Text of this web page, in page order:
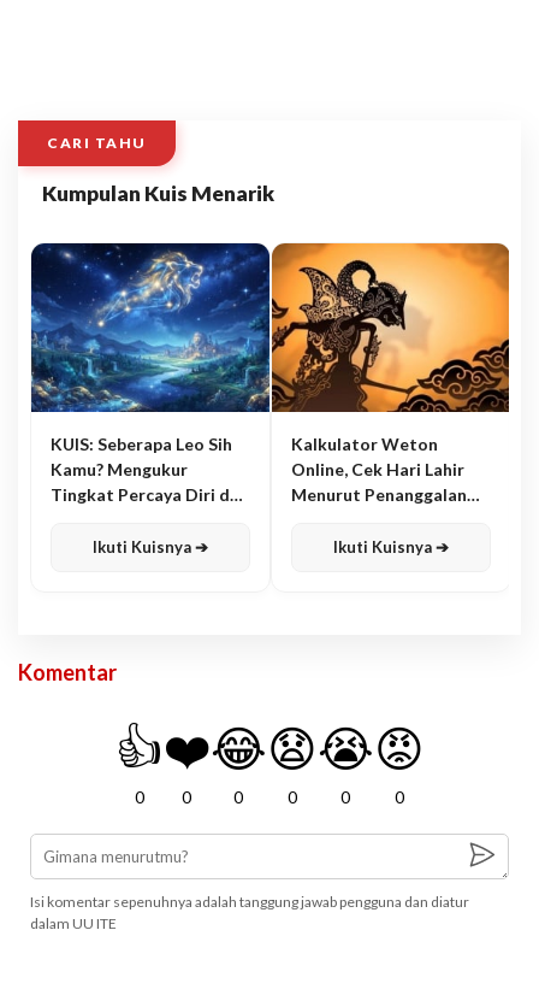
CARI TAHU
Kumpulan Kuis Menarik
KUIS: Seberapa Leo Sih
Kamu? Mengukur
Tingkat Percaya Diri dan
Ikuti Kuisnya ➔
Kalkulator Weton
Online, Cek Hari Lahir
Menurut Penanggalan
Ikuti Kuisnya ➔
Komentar
👍
0
❤️
0
😂
0
😧
0
😭
0
😡
0
Isi komentar sepenuhnya adalah tanggung jawab pengguna dan diatur
dalam UU ITE